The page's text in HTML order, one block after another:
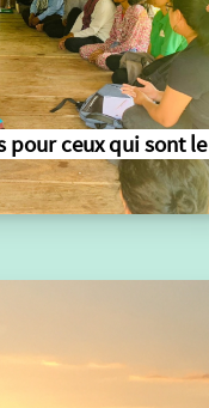
pour ceux qui sont le